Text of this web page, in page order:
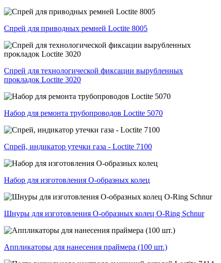
Спрей для приводных ремней Loctite 8005
Спрей для технологической фиксации вырубленных
прокладок Loctite 3020
Набор для ремонта трубопроводов Loctite 5070
Спрей, индикатор утечки газа - Loctite 7100
Набор для изготовления О-образных колец
Шнуры для изготовления О-образных колец O-Ring Schnur
Аппликаторы для нанесения праймера (100 шт.)